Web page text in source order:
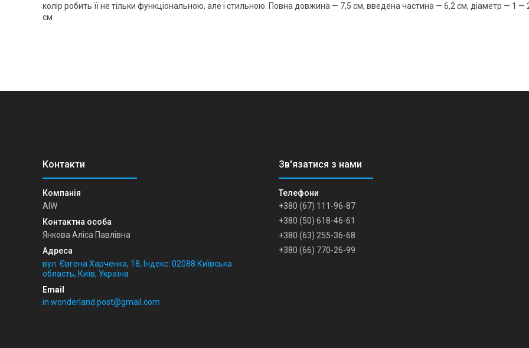
колір робить її не тільки функціональною, але і стильною. Повна довжина — 7,5 см, введена частина — 6,2 см, діаметр — 1 —
см
AIW
Янкова Аліса Павлівна
вул. Євгена Харченка, 18, Індекс: 02088 Київська
область, Київ, Україна
in.wonderland.post@gmail.com
+380 (67) 111-96-87
+380 (50) 618-46-61
+380 (63) 255-36-68
+380 (66) 770-26-99